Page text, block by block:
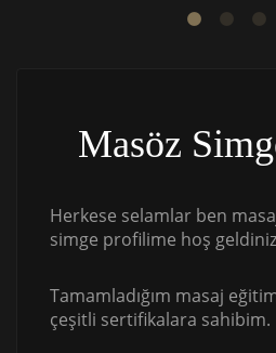
Masöz
Herkese selamlar ben
simge profilime hoş
Tamamladığım masaj
çeşitli sertifikalara sahibim.